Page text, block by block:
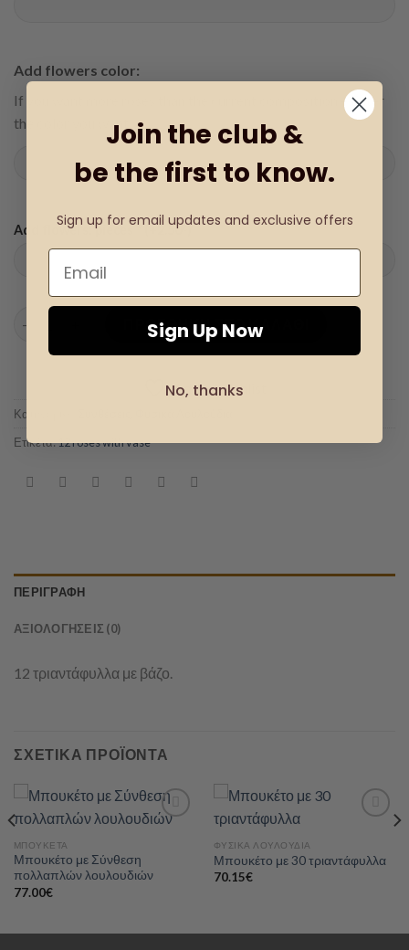
Add flowers color:
If you want more roses than the current composition – Enter
the color you want.
Add flowers: pieces* (+2.50€)
12 τριαντάφυλλα με βάζο ποσότητα
ΠΡΟΣΘΉΚΗ ΣΤΟ ΚΑΛΆΘΙ
Add to wishlist
Κατηγορίες:
Ετικέτα:12 roses with vase
ΠΕΡΙΓΡΑΦΉ
ΑΞΙΟΛΟΓΉΣΕΙΣ (0)
12 τριαντάφυλλα με βάζο.
ΣΧΕΤΙΚΆ ΠΡΟΪΌΝΤΑ
wishlist
ΜΠΟΥΚΈΤΑ
Μπουκέτο με Σύνθεση
πολλαπλών λουλουδιών
77.00€
Add to
ΦΥΣΙΚΆ ΛΟΥΛΟΎΔΙΑ
Μπουκέτο με 30 τριαντάφυλλα
70.15€
Join the club &
be the first to know.
Sign up for email updates and exclusive offers
Sign Up Now
No, thanks